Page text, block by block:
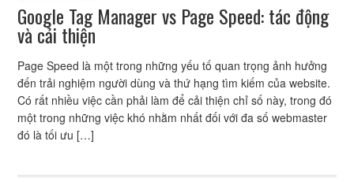
Google Tag Manager vs Page Speed: tác động
và cải thiện
Page Speed là một trong những yếu tố quan trọng ảnh hưởng
đến trải nghiệm người dùng và thứ hạng tìm kiếm của website.
Có rất nhiều việc cần phải làm để cải thiện chỉ số này, trong đó
một trong những việc khó nhằm nhất đối với đa số webmaster
đó là tối ưu […]